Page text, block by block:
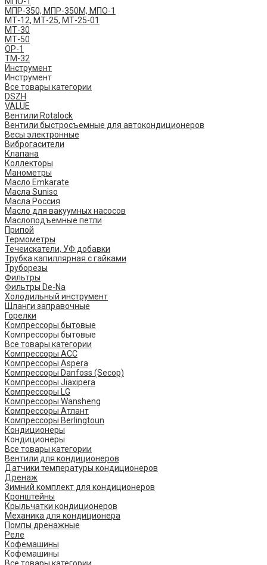
МПР-350, МПР-350М, МПО-1
МТ-12, МТ-25, МТ-25-01
МТ-30
МТ-50
ОР-1
ТМ-32
Инструмент
Инструмент
Все товары категории
DSZH
VALUE
Вентили Rotalock
Вентили быстросъемные для автокондиционеров
Весы электронные
Виброгасители
Клапана
Коллекторы
Манометры
Масло Emkarate
Масла Suniso
Масла Россия
Масло для вакуумных насосов
Маслоподъемные петли
Припой
Термометры
Течеискатели, УФ добавки
Трубка капиллярная с гайками
Труборезы
Фильтры
Фильтры De-Na
Холодильный инструмент
Шланги заправочные
Горелки
Компрессоры бытовые
Компрессоры бытовые
Все товары категории
Компрессоры ACC
Компрессоры Aspera
Компрессоры Danfoss (Secop)
Компрессоры Jiaxipera
Компрессоры LG
Компрессоры Wansheng
Компрессоры Атлант
Компрессоры Berlingtoun
Кондиционеры
Кондиционеры
Все товары категории
Вентили для кондиционеров
Датчики температуры кондиционеров
Дренаж
Зимний комплект для кондиционеров
Кронштейны
Крыльчатки кондиционеров
Механика для кондиционера
Помпы дренажные
Реле
Кофемашины
Кофемашины